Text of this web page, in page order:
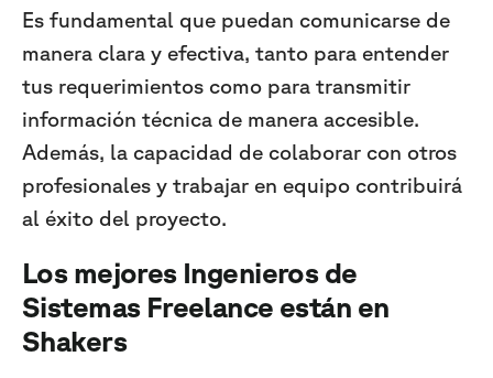
Es fundamental que puedan comunicarse de
manera clara y efectiva, tanto para entender
tus requerimientos como para transmitir
información técnica de manera accesible.
Además, la capacidad de colaborar con otros
profesionales y trabajar en equipo contribuirá
al éxito del proyecto.
Los mejores Ingenieros de
Sistemas Freelance están en
Shakers